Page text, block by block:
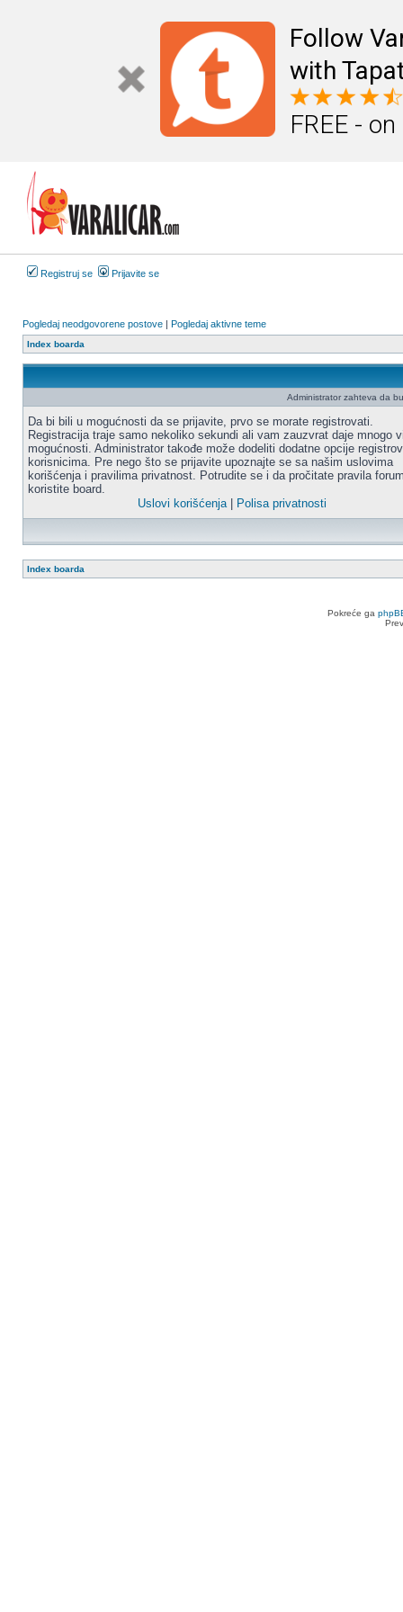
Follow
with
FREE -
Registruj se Prijavite se
Pogledaj neodgovorene postove | Pogledaj aktivne teme
Index boarda
Administrator zahteva da
Da bi bili u mogućnosti da se prijavite, prvo se morate registrovati.
Registracija traje samo nekoliko sekundi ali vam zauzvrat daje mnogo
mogućnosti. Administrator takođe može dodeliti dodatne opcije
korisnicima. Pre nego što se prijavite upoznajte se sa našim uslovima
korišćenja i pravilima privatnost. Potrudite se i da pročitate pravila
koristite board.
Uslovi korišćenja| Polisa privatnosti
Index boarda
Pokreće ga